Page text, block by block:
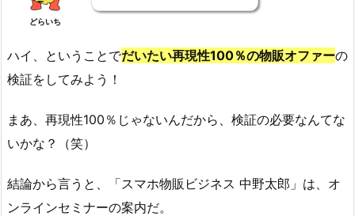
どらいち
ハイ、ということでだいたい再現性100％の物販オファーの
検証をしてみよう！
まあ、再現性100％じゃないんだから、検証の必要なんてな
いかな？（笑）
結論から言うと、「スマホ物販ビジネス 中野太郎」は、オ
ンラインセミナーの案内だ。